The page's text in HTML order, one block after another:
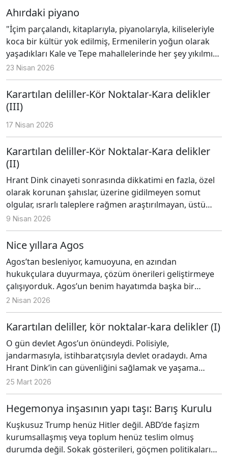
Ahırdaki piyano
"İçim parçalandı, kitaplarıyla, piyanolarıyla, kiliseleriyle
koca bir kültür yok edilmiş, Ermenilerin yoğun olarak
yaşadıkları Kale ve Tepe mahallelerinde her şey yıkılmış,
bütün izler yok edilmiş, yeni evler ve binalar yıkımın
üzerinde kurulmuştu."
23 Nisan 2026
Karartılan deliller-Kör Noktalar-Kara delikler
(III)
17 Nisan 2026
Karartılan deliller-Kör Noktalar-Kara delikler
(II)
Hrant Dink cinayeti sonrasında dikkatimi en fazla, özel
olarak korunan şahıslar, üzerine gidilmeyen somut
olgular, ısrarlı taleplere rağmen araştırılmayan, üstü
örtülen bulgular ile önce sızdırılıp sonra hemen
buharlaştırılan haberler çekti ve bunları zaman zaman
yazmaya, anlatmaya çalıştım. Bildiklerimden hareketle
sezgilerim beni, buzdağının görünmeyen,
gösterilmeyen, gizlenen kısmına bakmaya yöneltti. Tam
o kör noktaya gelindiğinde, kulaklar duymaz, gözler
görmez, diller söylemez oluyordu sanki.
9 Nisan 2026
Nice yıllara Agos
Agos’tan besleniyor, kamuoyuna, en azından
hukukçulara duyurmaya, çözüm önerileri geliştirmeye
çalışıyorduk. Agos’un benim hayatımda başka bir
nedenle de önemli bir yeri var. Amerika’daki
akrabalarımla Agos sayesinde buluştum. Hrant’ı, Diran’ı,
Baron Seropyan’ı saygıyla anıyorum ve yazıyı Agos’un
kuruluş toplantısında konuşan Luiz Bakar’ın sözleriyle
bitirmek istiyorum: “Aslında bu insanlar tesadüfen geldi
bir araya ama Hrant olmasaydı olmazdı.”
2 Nisan 2026
Karartılan deliller, kör noktalar-kara delikler (I)
O gün devlet Agos’un önündeydi. Polisiyle,
jandarmasıyla, istihbaratçısıyla devlet oradaydı. Ama
Hrant Dink’in can güvenliğini sağlamak ve yaşama
hakkını korumak için değil, tetikçilerin usulüne uygun
olarak işini yaptığından ve güvenli bir biçimde
kaçtığından emin olmak için oradaydılar.
25 Mart 2026
Hegemonya inşasının yapı taşı: Barış Kurulu
Kuşkusuz Trump henüz Hitler değil. ABD’de faşizm
kurumsallaşmış veya toplum henüz teslim olmuş
durumda değil. Sokak gösterileri, göçmen politikalarına